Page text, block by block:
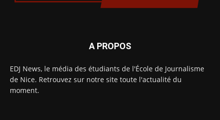
A PROPOS
EDJ News, le média des étudiants de l'École de Journalisme
de Nice. Retrouvez sur notre site toute l'actualité du
moment.